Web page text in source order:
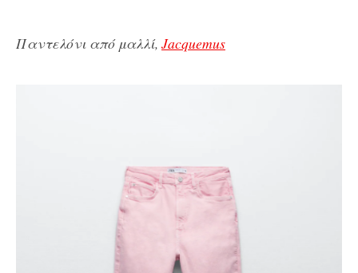
Παντελόνι από μαλλί, Jacquemus